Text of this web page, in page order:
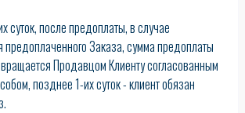
суток, после предоплаты, в случае
предоплаченного Заказа, сумма предоплаты
Продавцом Клиенту согласованным
позднее 1-их суток - клиент обязан